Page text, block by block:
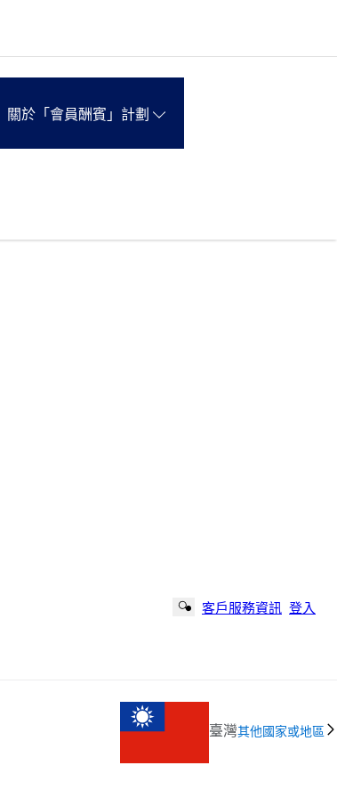
Search Button
客戶服務資訊 登入
關於「會員酬賓」計劃
臺灣其他國家或地區